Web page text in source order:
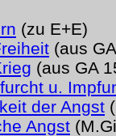
(zu E+E)
(aus
(aus GA
u.
der Angst
Angst